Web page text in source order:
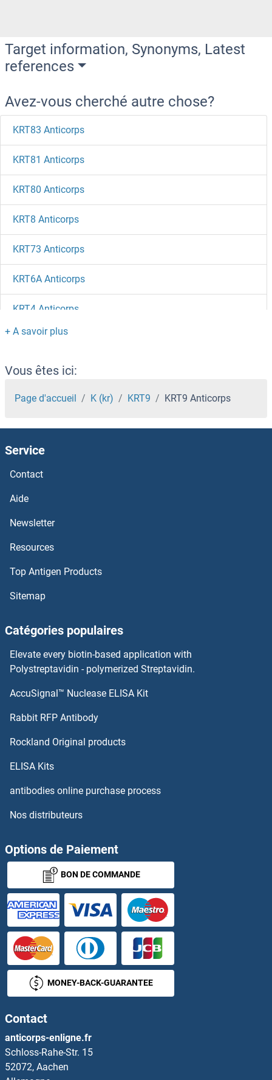
Target information, Synonyms, Latest
references
Avez-vous cherché autre chose?
KRT83 Anticorps
KRT81 Anticorps
KRT80 Anticorps
KRT8 Anticorps
KRT73 Anticorps
KRT6A Anticorps
KRT4 Anticorps
KRT38 Anticorps
KRT23 Anticorps
KRT20 Anticorps
KRT17 Anticorps
KRT16 Anticorps
KRT14 Anticorps
KRT12 Anticorps
KRT1 Anticorps
KRIT1 Anticorps
KRI1 Anticorps
KREMEN2 Anticorps
KRTAP1-1 Anticorps
KRTAP11-1 Anticorps
KRTAP13-1/KAP13.1 Anticorps
KRTAP13-3 Anticorps
KRTAP13-4 Anticorps
KRTAP19-5 Anticorps
KRTAP2-4 Anticorps
KRTAP23-1 Anticorps
KRTAP24-1 Anticorps
KRTAP25-1 Anticorps
KRTAP26-1 Anticorps
Vous êtes ici:
Page d'accueil K (kr) KRT9 KRT9 Anticorps
Service
Contact
Aide
Newsletter
Resources
Top Antigen Products
Sitemap
Catégories populaires
Elevate every biotin-based application with
Polystreptavidin - polymerized Streptavidin.
AccuSignal™ Nuclease ELISA Kit
Rabbit RFP Antibody
Rockland Original products
ELISA Kits
antibodies online purchase process
Nos distributeurs
Options de Paiement
BON DE COMMANDE
MONEY-BACK-GUARANTEE
Contact
anticorps-enligne.fr
Schloss-Rahe-Str. 15
52072, Aachen